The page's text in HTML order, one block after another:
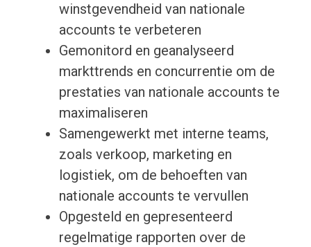
winstgevendheid van nationale
accounts te verbeteren
Gemonitord en geanalyseerd
markttrends en concurrentie om de
prestaties van nationale accounts te
maximaliseren
Samengewerkt met interne teams,
zoals verkoop, marketing en
logistiek, om de behoeften van
nationale accounts te vervullen
Opgesteld en gepresenteerd
regelmatige rapporten over de